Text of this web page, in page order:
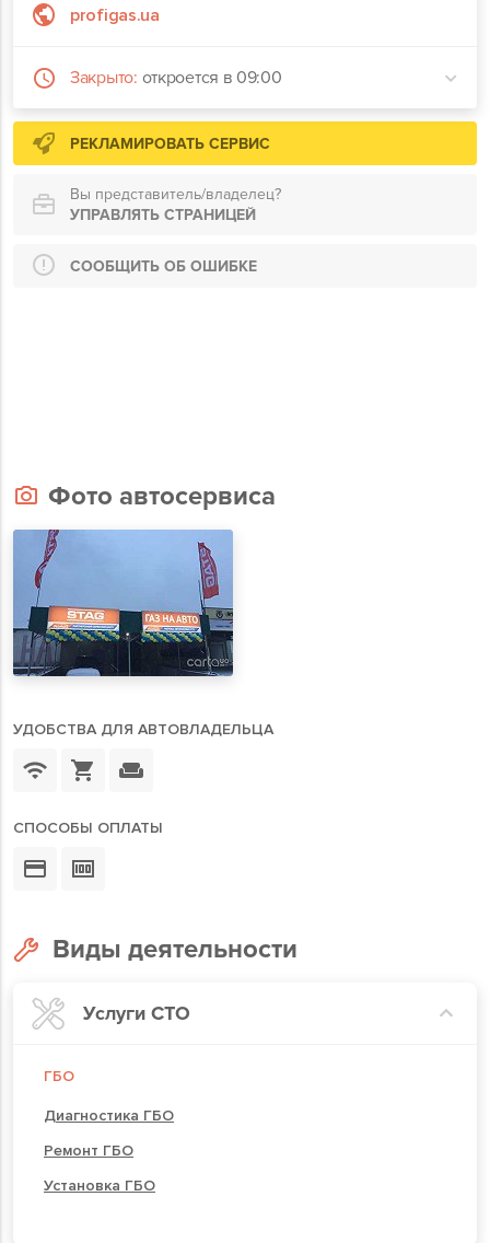
profigas.ua
Закрыто: откроется в 09:00
РЕКЛАМИРОВАТЬ СЕРВИС
Вы представитель/владелец?
УПРАВЛЯТЬ СТРАНИЦЕЙ
СООБЩИТЬ ОБ ОШИБКЕ
Фото автосервиса
УДОБСТВА ДЛЯ АВТОВЛАДЕЛЬЦА
СПОСОБЫ ОПЛАТЫ
Виды деятельности
Услуги СТО
ГБО
Диагностика ГБО
Ремонт ГБО
Установка ГБО